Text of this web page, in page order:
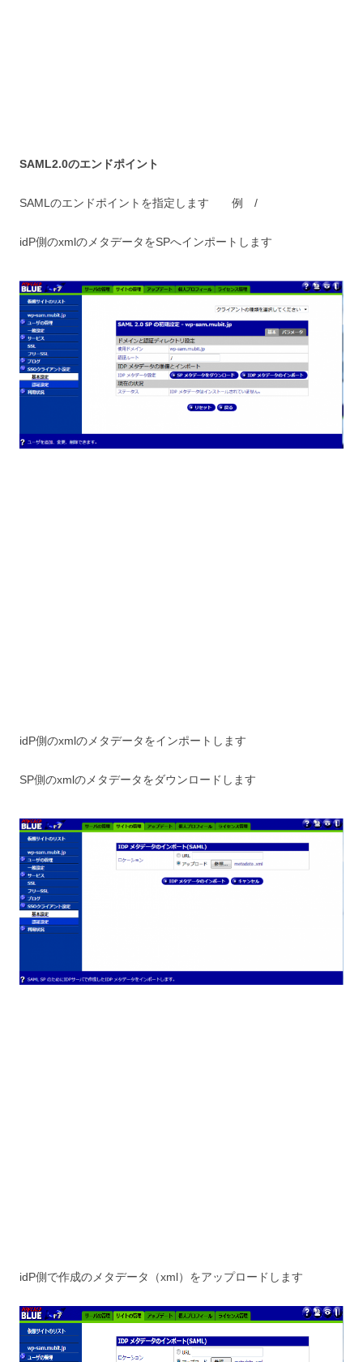
SAML2.0のエンドポイント
SAMLのエンドポイントを指定します 例 /
idP側のxmlのメタデータをSPへインポートします
idP側のxmlのメタデータをインポートします
SP側のxmlのメタデータをダウンロードします
idP側で作成のメタデータ（xml）をアップロードします